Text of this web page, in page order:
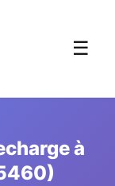
☰
à